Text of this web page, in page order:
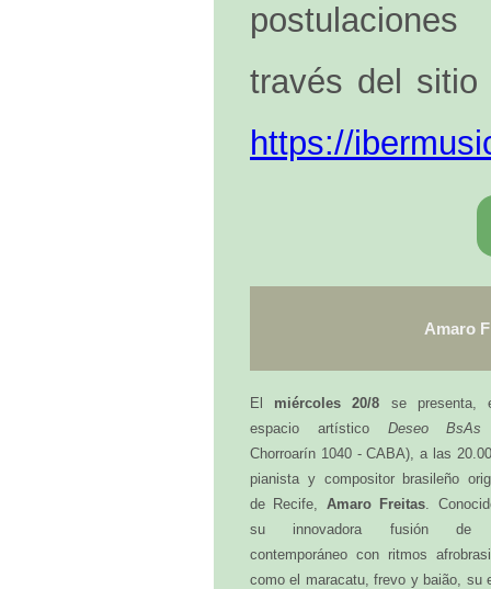
través del sitio
https://
Amaro
El miércoles 20/8 se presenta,
espacio artístico Deseo BsAs
Chorroarín 1040 - CABA), a las
pianista y compositor brasileño
de Recife, Amaro Freitas.
su innovadora fusión de
contemporáneo con ritmos
como el maracatu, frevo y baião, su